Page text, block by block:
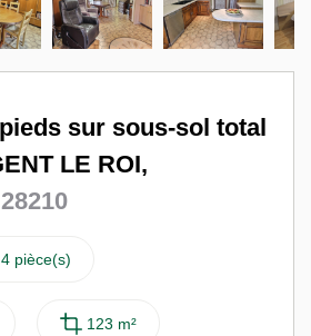
sur sous-sol total
LE ROI,
4 pièce(s)
123 m²